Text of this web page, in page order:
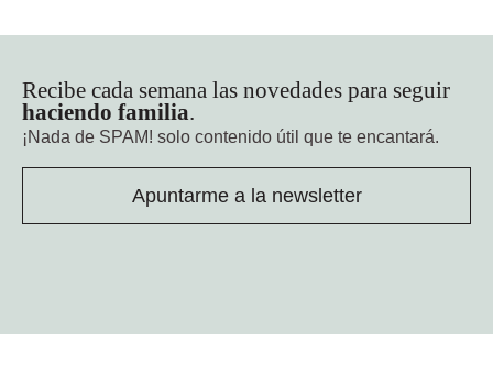
Recibe cada semana las novedades para seguir
haciendo familia.
¡Nada de SPAM! solo contenido útil que te encantará.
Apuntarme a la newsletter